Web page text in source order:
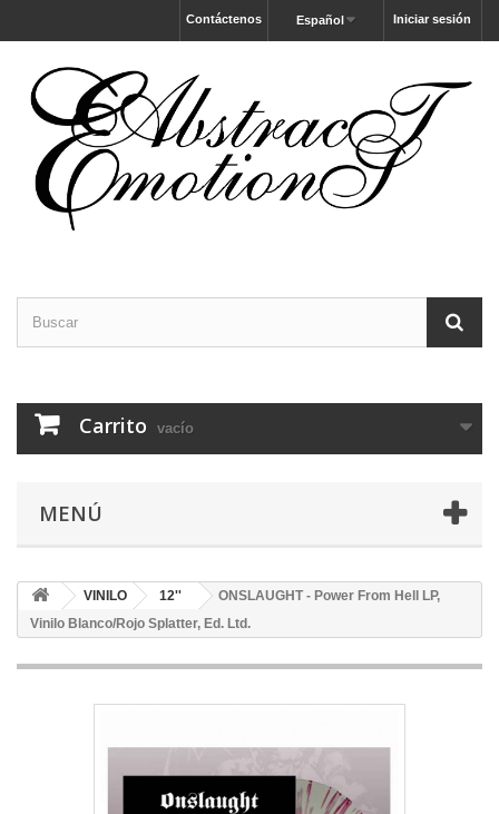
Iniciar sesión
Español
Contáctenos
Carrito vacío
MENÚ
VINILO 12''
ONSLAUGHT - Power From Hell LP,
Vinilo Blanco/Rojo Splatter, Ed. Ltd.